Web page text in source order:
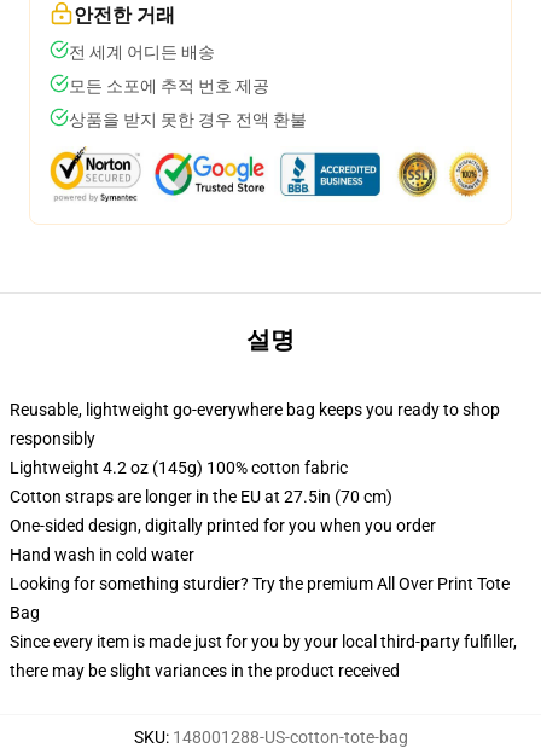
안전한 거래
전 세계 어디든 배송
모든 소포에 추적 번호 제공
상품을 받지 못한 경우 전액 환불
설명
Reusable, lightweight go-everywhere bag keeps you ready to shop
responsibly
Lightweight 4.2 oz (145g) 100% cotton fabric
Cotton straps are longer in the EU at 27.5in (70 cm)
One-sided design, digitally printed for you when you order
Hand wash in cold water
Looking for something sturdier? Try the premium All Over Print Tote
Bag
Since every item is made just for you by your local third-party fulfiller,
there may be slight variances in the product received
SKU: 148001288-US-cotton-tote-bag